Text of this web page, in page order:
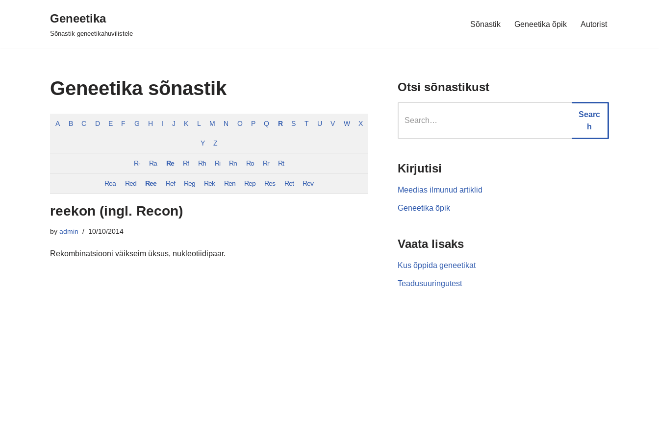
Geneetika
Sõnastik geneetikahuvilistele
Sõnastik Geneetika õpik Autorist
Geneetika sõnastik
A B C D E F G H I J K L M N O P Q R S T U V W X
Y Z
R- Ra Re Rf Rh Ri Rn Ro Rr Rt
Rea Red Ree Ref Reg Rek Ren Rep Res Ret Rev
reekon (ingl. Recon)
by admin 10/10/2014
Rekombinatsiooni väikseim üksus, nukleotiidipaar.
Otsi sõnastikust
Searc
h
Kirjutisi
Meedias ilmunud artiklid
Geneetika õpik
Vaata lisaks
Kus õppida geneetikat
Teadusuuringutest